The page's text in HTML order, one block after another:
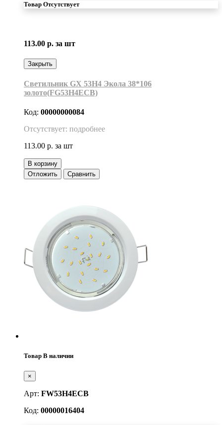
Товар Отсутствует
113.00 р. за шт
Закрыть
Светильник GX 53H4 Экола 38*106
золото(FG53H4ECB)
Код: 00000000084
Отсутствует: подробнее
113.00 р. за шт
В корзину
Отложить
Сравнить
Товар В наличии
×
Арт: FW53H4ECB
Код: 00000016404